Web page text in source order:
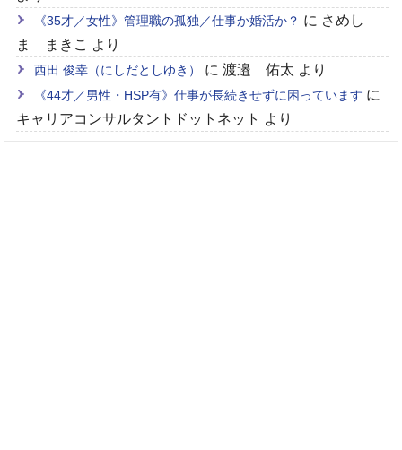
《35才／女性》管理職の孤独／仕事か婚活か？ に さめし
ま まきこ より
西田 俊幸（にしだとしゆき） に渡邉 佑太 より
《44才／男性・HSP有》仕事が長続きせずに困っています に
キャリアコンサルタントドットネット より